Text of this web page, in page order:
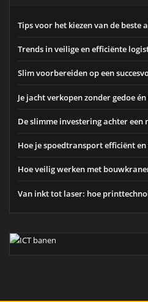
Tips voor het kiezen van de
Trends in veilige en efficiënte
Slim voorbereiden op een
Je jacht verkopen zonder gedoe
De slimme investering achter
Hoe je spoedtransport efficiënt
Hoe veilig werken met
Van inkt tot laser: hoe